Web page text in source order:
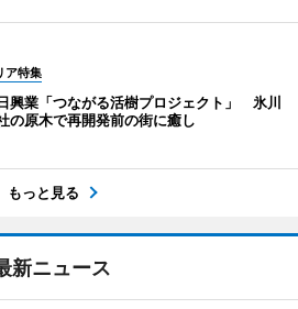
ア特集
興業「つながる活樹プロジェクト」 氷川
の原木で再開発前の街に癒し
もっと見る
新ニュース